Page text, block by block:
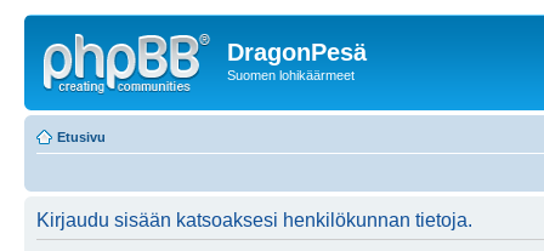
DragonPesä
Suomen lohikäärmeet
Etusivu
Kirjaudu sisään katsoaksesi henkilökunnan tietoja.